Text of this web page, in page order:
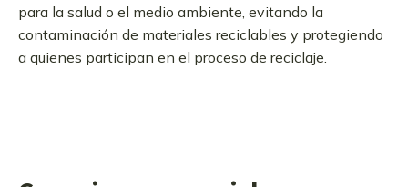
para la salud o el medio ambiente, evitando la
contaminación de materiales reciclables y protegiendo
a quienes participan en el proceso de reciclaje.